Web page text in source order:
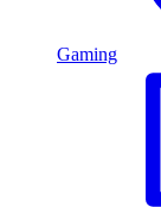
Gaming